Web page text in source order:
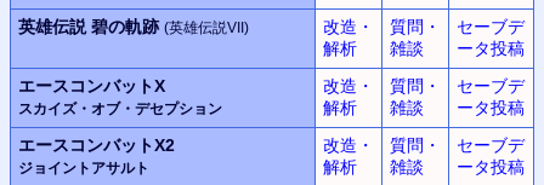
英雄伝説 碧の軌跡 (英雄伝説VII)
改造・
解析
質問・
雑談
セーブデ
ータ投稿
エースコンバットX
スカイズ・オブ・デセプション
改造・
解析
質問・
雑談
セーブデ
ータ投稿
エースコンバットX2
ジョイントアサルト
改造・
解析
質問・
雑談
セーブデ
ータ投稿